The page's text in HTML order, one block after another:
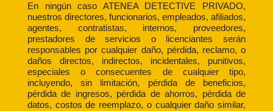
En ningún caso ATENEA DETECTIVE PRIVADO,
nuestros directores, funcionarios, empleados, afiliados,
agentes, contratistas, internos, proveedores,
prestadores de servicios o licenciantes serán
responsables por cualquier daño, pérdida, reclamo, o
daños directos, indirectos, incidentales, punitivos,
especiales o consecuentes de cualquier tipo,
incluyendo, sin limitación, pérdida de beneficios,
pérdida de ingresos, pérdida de ahorros, pérdida de
datos, costos de reemplazo, o cualquier daño similar,